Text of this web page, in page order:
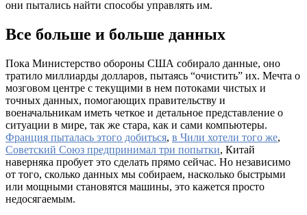
они пытались найти способы управлять им.
Все больше и больше данных
Пока Министерство обороны США собирало данные, оно
тратило миллиарды долларов, пытаясь “очистить” их. Мечта о
мозговом центре с текущими в нем потоками чистых и
точных данных, помогающих правительству и
военачальникам иметь четкое и детальное представление о
ситуации в мире, так же стара, как и сами компьютеры.
Франция пыталась этого добиться, в Чили хотели того же,
Советский Союз предпринимал три попытки, Китай
наверняка пробует это сделать прямо сейчас. Но независимо
от того, сколько данных мы собираем, насколько быстрыми
или мощными становятся машины, это кажется просто
недосягаемым.